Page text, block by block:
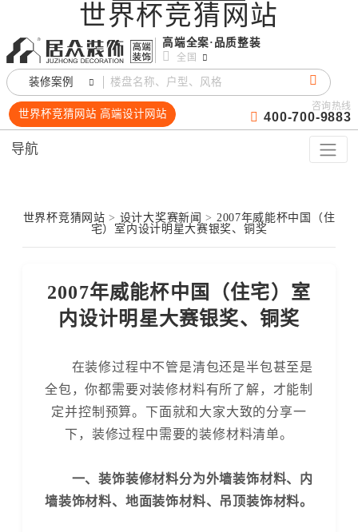
世界杯竞猜网站
高端全案·品质整装
全国
装修案例
世界杯竞猜网站 高端设计网站
咨询热线
400-700-9883
导航
世界杯竞猜网站 > 设计大奖赛新闻 > 2007年威能杯中国（住
宅）室内设计明星大赛银奖、铜奖
2007年威能杯中国（住宅）室
内设计明星大赛银奖、铜奖
在装修过程中不管是清包还是半包甚至是
全包，你都需要对装修材料有所了解，才能制
定并控制预算。下面就和大家大致的分享一
下，装修过程中需要的装修材料清单。
一、装饰装修材料分为外墙装饰材料、内
墙装饰材料、地面装饰材料、吊顶装饰材料。